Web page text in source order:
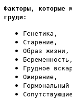
Факторы, которые
груди:
Генетика,
Старение,
Образ жизни,
Беременность,
Грудное
Ожирение,